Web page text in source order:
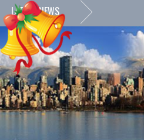
LATEST NEWS